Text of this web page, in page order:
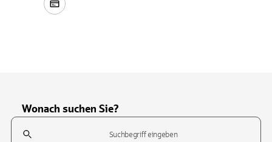
Wonach suchen Sie?
Suchfeld